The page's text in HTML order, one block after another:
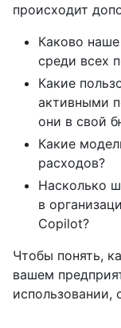
происходит
Каково
среди всех
Какие
активными
они в свой
Какие
расходов?
Насколько
в
Copilot?
Чтобы понять,
вашем
использовании,